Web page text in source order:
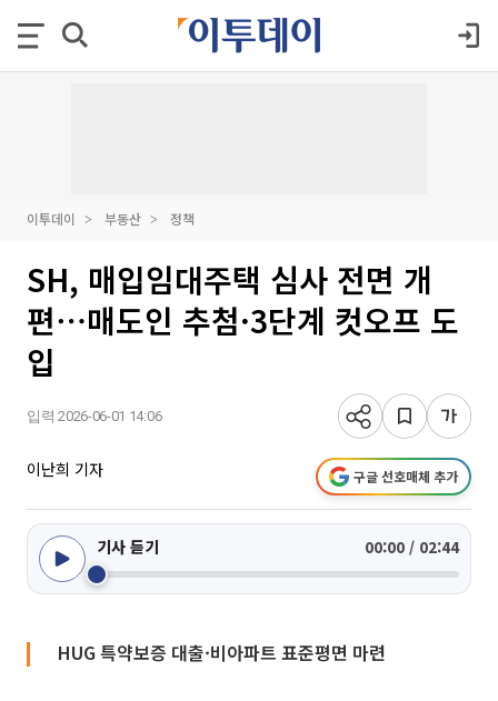
이투데이 부동산 정책
SH, 매입임대주택 심사 전면 개
편⋯매도인 추첨·3단계 컷오프 도
입
입력 2026-06-01 14:06
이난희 기자 구글 선호매체 추가
기사 듣기 00:00 / 02:44
HUG 특약보증 대출·비아파트 표준평면 마련